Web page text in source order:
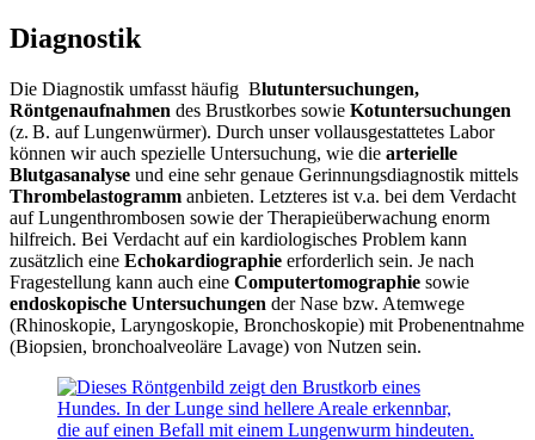
Diagnostik
Die Diagnostik umfasst häufig Blutuntersuchungen,
Röntgenaufnahmen des Brustkorbes sowie Kotuntersuchungen
(z. B. auf Lungenwürmer). Durch unser vollausgestattetes Labor
können wir auch spezielle Untersuchung, wie die arterielle
Blutgasanalyse und eine sehr genaue Gerinnungsdiagnostik mittels
Thrombelastogramm anbieten. Letzteres ist v.a. bei dem Verdacht
auf Lungenthrombosen sowie der Therapieüberwachung enorm
hilfreich. Bei Verdacht auf ein kardiologisches Problem kann
zusätzlich eine Echokardiographie erforderlich sein. Je nach
Fragestellung kann auch eine Computertomographie sowie
endoskopische Untersuchungen der Nase bzw. Atemwege
(Rhinoskopie, Laryngoskopie, Bronchoskopie) mit Probenentnahme
(Biopsien, bronchoalveoläre Lavage) von Nutzen sein.